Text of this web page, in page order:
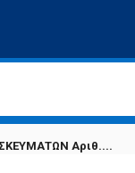
Αριθ....